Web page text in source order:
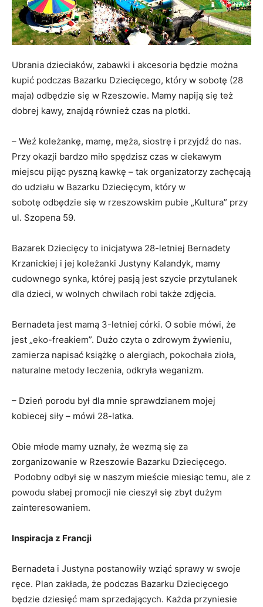
Ubrania dzieciaków, zabawki i akcesoria będzie można
kupić podczas Bazarku Dziecięcego, który w sobotę (28
maja) odbędzie się w Rzeszowie. Mamy napiją się też
dobrej kawy, znajdą również czas na plotki.
– Weź koleżankę, mamę, męża, siostrę i przyjdź do nas.
Przy okazji bardzo miło spędzisz czas w ciekawym
miejscu pijąc pyszną kawkę – tak organizatorzy zachęcają
do udziału w Bazarku Dziecięcym, który w
sobotę odbędzie się w rzeszowskim pubie „Kultura” przy
ul. Szopena 59.
Bazarek Dziecięcy to inicjatywa 28-letniej Bernadety
Krzanickiej i jej koleżanki Justyny Kalandyk, mamy
cudownego synka, której pasją jest szycie przytulanek
dla dzieci, w wolnych chwilach robi także zdjęcia.
Bernadeta jest mamą 3-letniej córki. O sobie mówi, że
jest „eko-freakiem”. Dużo czyta o zdrowym żywieniu,
zamierza napisać książkę o alergiach, pokochała zioła,
naturalne metody leczenia, odkryła weganizm.
– Dzień porodu był dla mnie sprawdzianem mojej
kobiecej siły – mówi 28-latka.
Obie młode mamy uznały, że wezmą się za
zorganizowanie w Rzeszowie Bazarku Dziecięcego.
Podobny odbył się w naszym mieście miesiąc temu, ale z
powodu słabej promocji nie cieszył się zbyt dużym
zainteresowaniem.
Inspiracja z Francji
Bernadeta i Justyna postanowiły wziąć sprawy w swoje
ręce. Plan zakłada, że podczas Bazarku Dziecięcego
będzie dziesięć mam sprzedających. Każda przyniesie